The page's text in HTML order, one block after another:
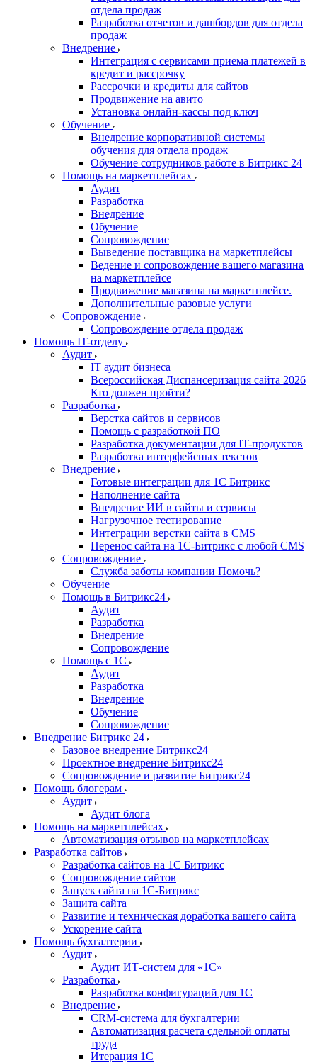
отдела продаж
Разработка отчетов и дашбордов для отдела
продаж
Внедрение
Интеграция с сервисами приема платежей в
кредит и рассрочку
Рассрочки и кредиты для сайтов
Продвижение на авито
Установка онлайн-кассы под ключ
Обучение
Внедрение корпоративной системы
обучения для отдела продаж
Обучение сотрудников работе в Битрикс 24
Помощь на маркетплейсах
Аудит
Разработка
Внедрение
Обучение
Сопровождение
Выведение поставщика на маркетплейсы
Ведение и сопровождение вашего магазина
на маркетплейсе
Продвижение магазина на маркетплейсе.
Дополнительные разовые услуги
Сопровождение
Сопровождение отдела продаж
Помощь IT-отделу
Аудит
IT аудит бизнеса
Всероссийская Диспансеризация сайта 2026
Кто должен пройти?
Разработка
Верстка сайтов и сервисов
Помощь с разработкой ПО
Разработка документации для IT-продуктов
Разработка интерфейсных текстов
Внедрение
Готовые интеграции для 1С Битрикс
Наполнение сайта
Внедрение ИИ в сайты и сервисы
Нагрузочное тестирование
Интеграции верстки сайта в CMS
Перенос сайта на 1C-Битрикс с любой CMS
Сопровождение
Служба заботы компании Помочь?
Обучение
Помощь в Битрикс24
Аудит
Разработка
Внедрение
Сопровождение
Помощь с 1С
Аудит
Разработка
Внедрение
Обучение
Сопровождение
Внедрение Битрикс 24
Базовое внедрение Битрикс24
Проектное внедрение Битрикс24
Сопровождение и развитие Битрикс24
Помощь блогерам
Аудит
Аудит блога
Помощь на маркетплейсах
Автоматизация отзывов на маркетплейсах
Разработка сайтов
Разработка сайтов на 1С Битрикс
Сопровождение сайтов
Запуск сайта на 1С-Битрикс
Защита сайта
Развитие и техническая доработка вашего сайта
Ускорение сайта
Помощь бухгалтерии
Аудит
Аудит ИТ-систем для «1С»
Разработка
Разработка конфигураций для 1С
Внедрение
CRM-система для бухгалтерии
Автоматизация расчета сдельной оплаты
труда
Итерация 1С